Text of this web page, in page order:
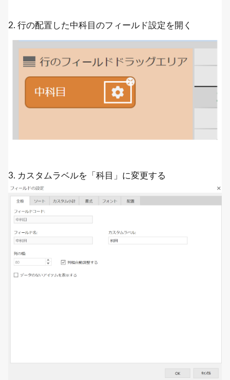
2. 行の配置した中科目のフィールド設定を開く
3. カスタムラベルを「科目」に変更する